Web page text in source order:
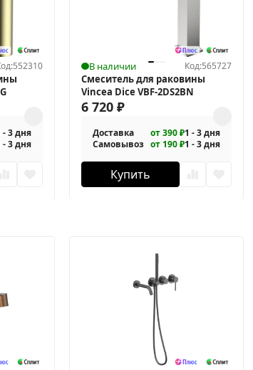
552310
- 3 дня
- 3 дня
В наличии Код:565727
Смеситель для раковины
Vincea Dice VBF-2DS2BN
6 720₽
Доставка от 390 ₽1 - 3 дня
Самовывоз от 190 ₽1 - 3 дня
Купить